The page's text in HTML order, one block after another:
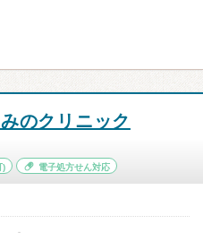
のクリニック
) 電子処方せん対応